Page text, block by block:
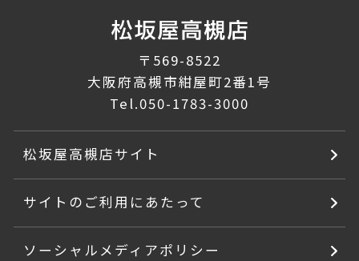
〒569-8522
大阪府高槻市紺屋町2番1号
Tel.050-1783-3000
松坂屋高槻店サイト
サイトのご利用にあたって
ソーシャルメディアポリシー